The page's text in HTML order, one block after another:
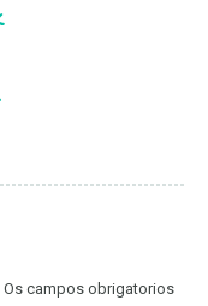
Os campos obrigatorios